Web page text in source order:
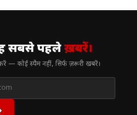
सबसे पहलेख़बरें।
— कोई स्पैम नहीं, सिर्फ ज़रूरी खबरें।